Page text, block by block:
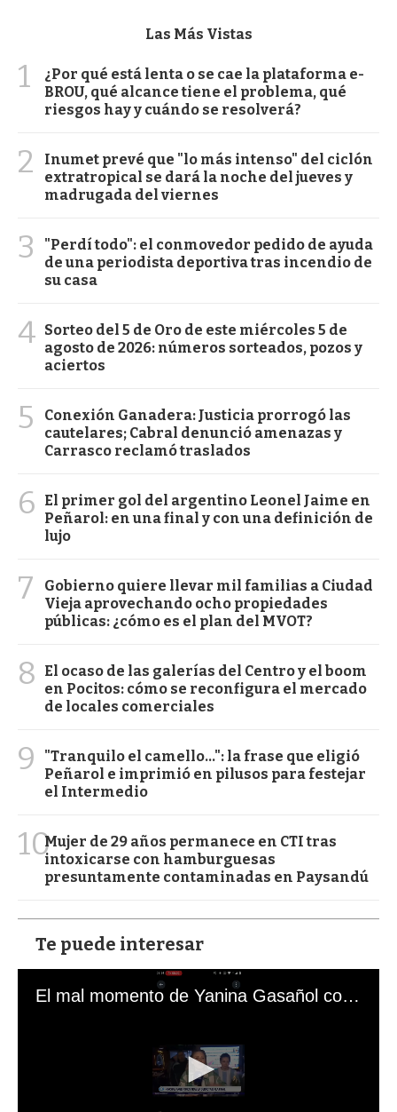
Las Más Vistas
1
¿Por qué está lenta o se cae la plataforma e-
BROU, qué alcance tiene el problema, qué
riesgos hay y cuándo se resolverá?
2
Inumet prevé que "lo más intenso" del ciclón
extratropical se dará la noche del jueves y
madrugada del viernes
3
"Perdí todo": el conmovedor pedido de ayuda
de una periodista deportiva tras incendio de
su casa
4 Sorteo del 5 de Oro de este miércoles 5 de
agosto de 2026: números sorteados, pozos y
aciertos
5
Conexión Ganadera: Justicia prorrogó las
cautelares; Cabral denunció amenazas y
Carrasco reclamó traslados
6
El primer gol del argentino Leonel Jaime en
Peñarol: en una final y con una definición de
lujo
7
Gobierno quiere llevar mil familias a Ciudad
Vieja aprovechando ocho propiedades
públicas: ¿cómo es el plan del MVOT?
8
El ocaso de las galerías del Centro y el boom
en Pocitos: cómo se reconfigura el mercado
de locales comerciales
9
"Tranquilo el camello...": la frase que eligió
Peñarol e imprimió en pilusos para festejar
el Intermedio
10Mujer de 29 años permanece en CTI tras
intoxicarse con hamburguesas
presuntamente contaminadas en Paysandú
Te puede interesar
El mal momento de Yanina Gasañol con un hincha argentino en "Subrayado"